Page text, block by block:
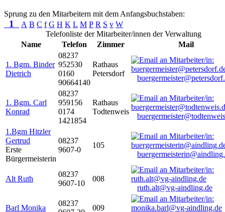
Sprung zu den Mitarbeitern mit dem Anfangsbuchstaben:
1 A B C f G H K L M P R S v W
Telefonliste der Mitarbeiter/innen der Verwaltung
Name
Telefon Zimmer Mail
1. Bgm. Binder
Dietrich
08237
952530
0160
90664140
Rathaus
Petersdorf
1. Bgm. Carl
Konrad
08237
959156
0174
1421854
Rathaus
Todtenweis
1.Bgm Hitzler
Gertrud
Erste
Bürgermeisterin
08237
9607-0
105
Alt Ruth
08237
9607-10
008
ruth.alt@vg-aindling.de
Barl Monika
08237
009